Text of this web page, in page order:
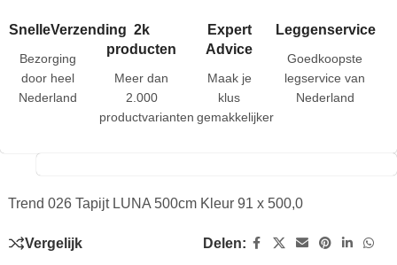
SnelleVerzending
Bezorging
door heel
Nederland
2k
producten
Meer dan
2.000
productvarianten
Expert
Advice
Maak je
klus
gemakkelijker
Leggenservice
Goedkoopste
legservice van
Nederland
Trend 026 Tapijt LUNA 500cm Kleur 91 x 500,0
Vergelijk Delen: